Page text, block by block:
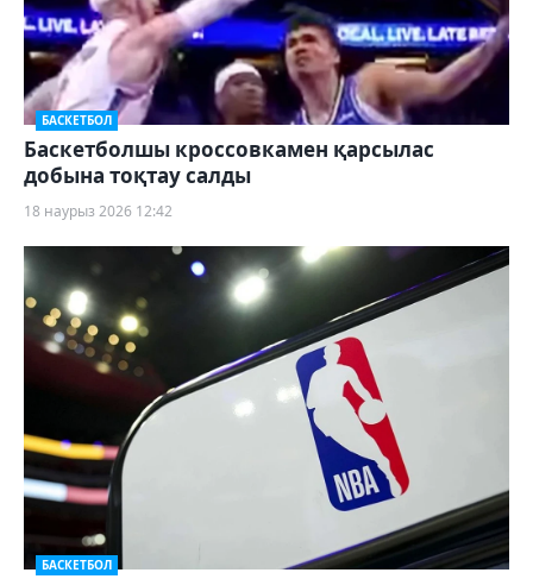
БАСКЕТБОЛ
Баскетболшы кроссовкамен қарсылас
добына тоқтау салды
18 наурыз 2026 12:42
БАСКЕТБОЛ